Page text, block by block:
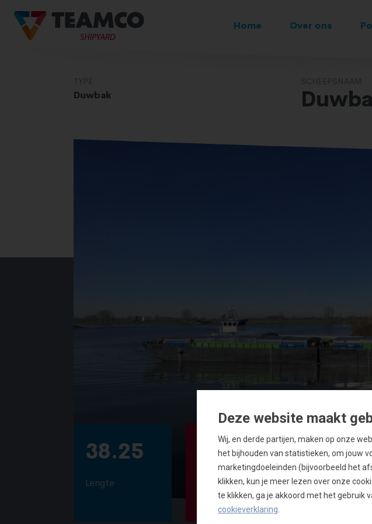
Home Over ons
TYPE
Duwbak
SCHEEPSNAAM
38.25
Lengte
7.45
Breedte
3.30
Diepte
Deze website maakt
Wij, en derde partijen, maken op onze
het bijhouden van statistieken, om jouw
marketingdoeleinden (bijvoorbeeld het
klikken, kun je meer lezen over onze
te klikken, ga je akkoord met het gebruik
cookieverklaring